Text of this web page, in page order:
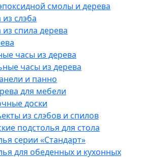
смолы и дерева
слэба
из спила дерева
часы из дерева
часы из дерева
и панно
для мебели
доски
из слэбов и спилов
подстолья для стола
серии «Стандарт»
для обеденных и кухонных